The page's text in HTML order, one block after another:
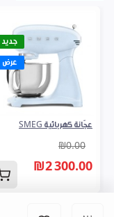
جديد
عرض
عجّانة كهربائية SMEG
₪0.00
₪2 300.00